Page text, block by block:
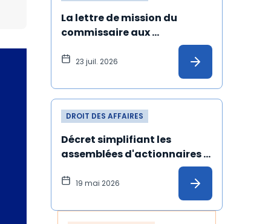
La lettre de mission du
commissaire aux
apports désigné malgré
une incompatibilité peut
23 juil. 2026
DROIT DES AFFAIRES
Décret simplifiant les
assemblées d'actionnaires :
les précisions de l'Ansa
19 mai 2026